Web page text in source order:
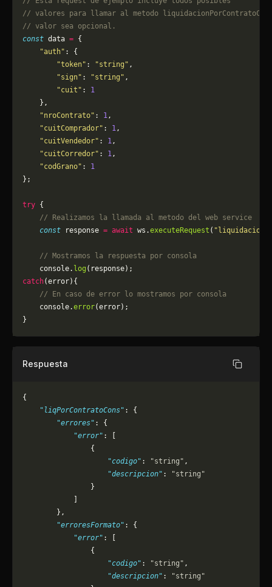
// valores para llamar al metodo
// valor sea opcional.
const data = {
    "auth"
: {
        "token"
: "string" ,
        "sign"
: "string" ,
        "cuit"
: 1
    },
    "nroContrato"
: 1,
    "cuitComprador"
: 1,
    "cuitVendedor"
: 1,
    "cuitCorredor"
: 1,
    "codGrano"
: 1
};
try {
    // Realizamos la llamada al metodo del web service
    const
response = await ws.executeRequest (
    // Mostramos la respuesta por consola
    console.
log (response);
catch(error){
    // En caso de error lo mostramos por consola
	console.
error(error);
}
Respuesta Copiar
{
    "liqPorContratoCons"
: {
        "errores"
: {
            "error"
: [
                {
                    "codigo"
: "string" ,
                    "descripcion"
:
"string"
                }
        },
        "erroresFormato"
: {
            "error"
: [
                {
                    "codigo"
: "string" ,
                    "descripcion"
:
"string"